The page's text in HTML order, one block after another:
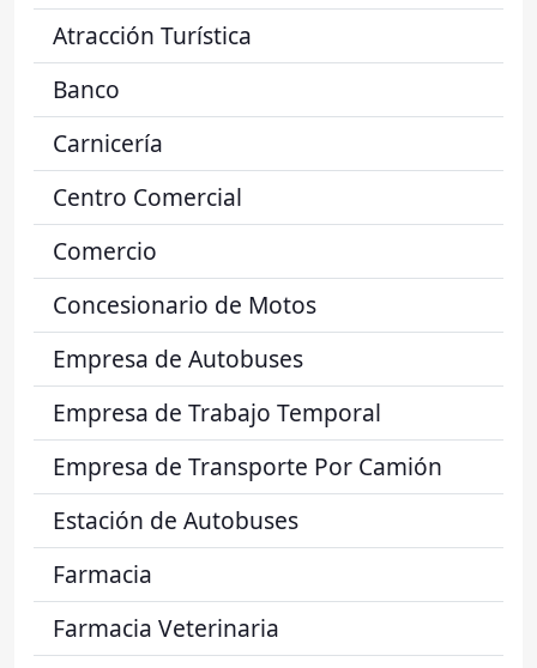
Atracción Turística
Banco
Carnicería
Centro Comercial
Comercio
Concesionario de Motos
Empresa de Autobuses
Empresa de Trabajo Temporal
Empresa de Transporte Por Camión
Estación de Autobuses
Farmacia
Farmacia Veterinaria